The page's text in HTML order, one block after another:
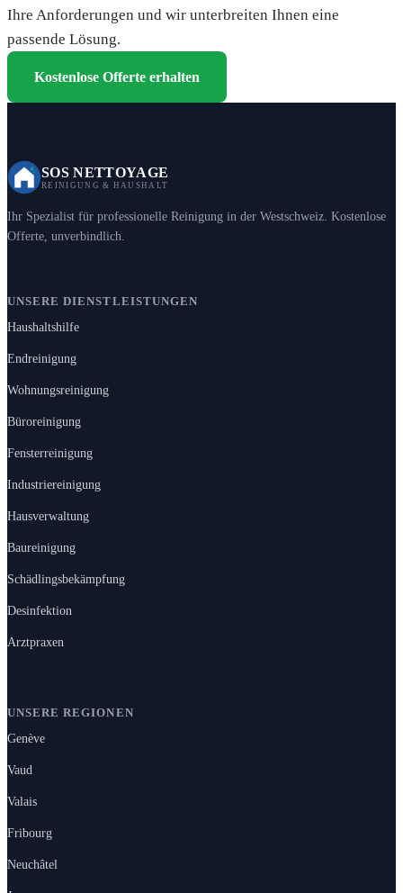
Ihre Anforderungen und wir unterbreiten Ihnen eine
passende Lösung.
Kostenlose Offerte erhalten
SOS NETTOYAGE
REINIGUNG & HAUSHALT
Ihr Spezialist für professionelle Reinigung in der Westschweiz. Kostenlose
Offerte, unverbindlich.
UNSERE DIENSTLEISTUNGEN
Haushaltshilfe
Endreinigung
Wohnungsreinigung
Büroreinigung
Fensterreinigung
Industriereinigung
Hausverwaltung
Baureinigung
Schädlingsbekämpfung
Desinfektion
Arztpraxen
UNSERE REGIONEN
Genève
Vaud
Valais
Fribourg
Neuchâtel